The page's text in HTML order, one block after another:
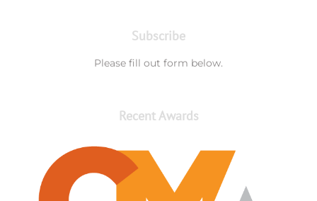
Subscribe
Please fill out form below.
Recent Awards